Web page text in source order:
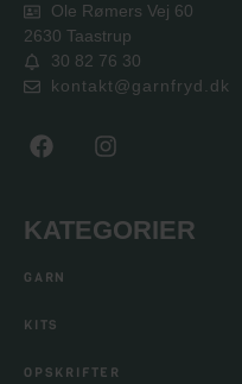
Ole Rømers Vej 60
2630 Taastrup
30 82 76 30
kontakt@garnfryd.dk
KATEGORIER
GARN
KITS
OPSKRIFTER